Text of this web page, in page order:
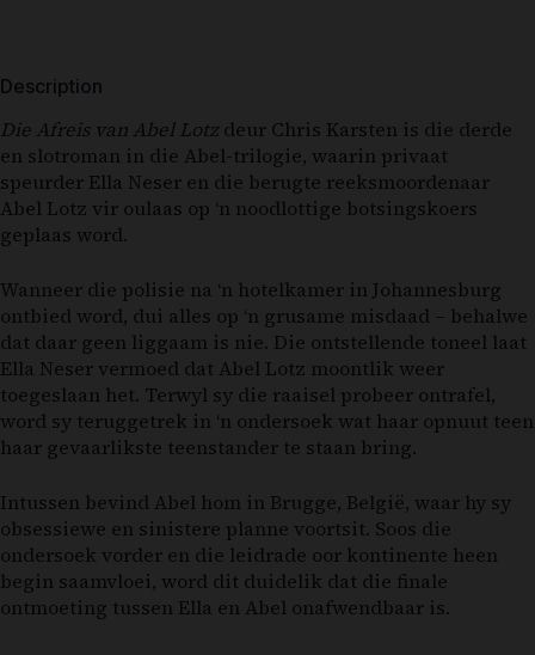
Description
Die Afreis van Abel Lotzdeur Chris Karsten is die derde
en slotroman in die Abel-trilogie, waarin privaat
speurder Ella Neser en die berugte reeksmoordenaar
Abel Lotz vir oulaas op ‘n noodlottige botsingskoers
geplaas word.
Wanneer die polisie na ‘n hotelkamer in Johannesburg
ontbied word, dui alles op ‘n grusame misdaad – behalwe
dat daar geen liggaam is nie. Die ontstellende toneel laat
Ella Neser vermoed dat Abel Lotz moontlik weer
toegeslaan het. Terwyl sy die raaisel probeer ontrafel,
word sy teruggetrek in ‘n ondersoek wat haar opnuut teen
haar gevaarlikste teenstander te staan bring.
Intussen bevind Abel hom in Brugge, België, waar hy sy
obsessiewe en sinistere planne voortsit. Soos die
ondersoek vorder en die leidrade oor kontinente heen
begin saamvloei, word dit duidelik dat die finale
ontmoeting tussen Ella en Abel onafwendbaar is.